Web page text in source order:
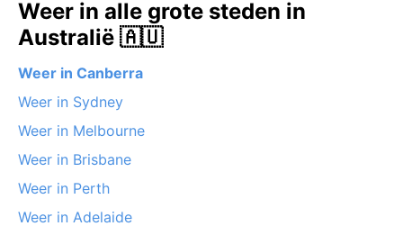
Weer in alle grote steden in
Australië 🇦🇺
Weer in Canberra
Weer in Sydney
Weer in Melbourne
Weer in Brisbane
Weer in Perth
Weer in Adelaide